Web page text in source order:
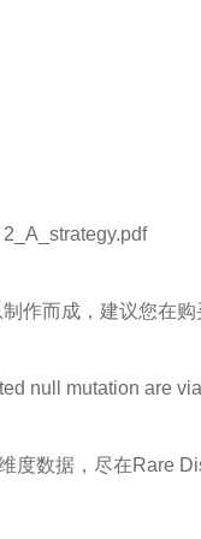
作而成，建议您在
null mutation are
度数据，尽在Rare